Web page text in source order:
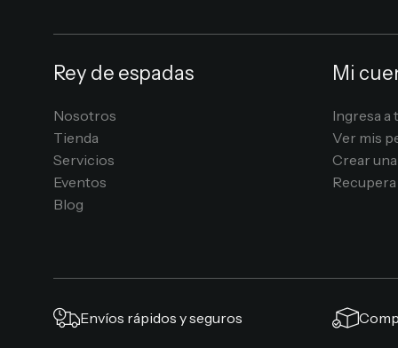
Rey de espadas
Nosotros
Tienda
Servicios
Eventos
Blog
Mi
Ingresa a
Ver mis
Crear
Envíos rápidos y seguros